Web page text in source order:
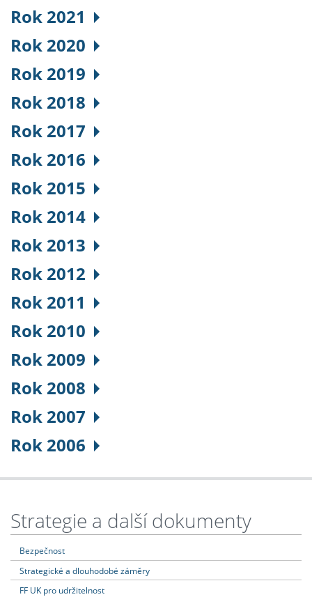
Rok 2021
Rok 2020
Rok 2019
Rok 2018
Rok 2017
Rok 2016
Rok 2015
Rok 2014
Rok 2013
Rok 2012
Rok 2011
Rok 2010
Rok 2009
Rok 2008
Rok 2007
Rok 2006
Strategie a další dokumenty
Bezpečnost
Strategické a dlouhodobé záměry
FF UK pro udržitelnost